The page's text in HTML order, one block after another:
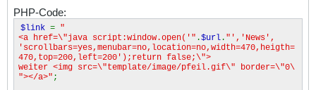
PHP-Code:
$link = "
<a href=\"java script:window.open('" .$url . "','News',
'scrollbars=yes,menubar=no,location=no,width=470,heigth=
470,top=200,left=200');return false;\">
weiter <img src=\"template/image/pfeil.gif\" border=\"0\
"></a>" ;